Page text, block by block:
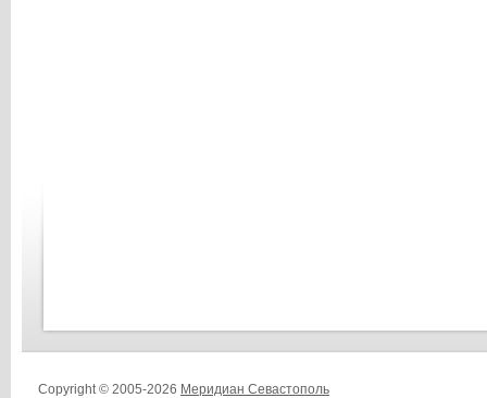
Copyright © 2005-2026 Меридиан Севастополь